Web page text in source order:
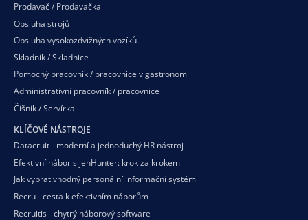
Prodavač / Prodavačka
Obsluha strojů
Obsluha vysokozdvižných vozíků
Skladník / Skladnice
Pomocný pracovník / pracovnice v gastronomii
Administrativní pracovník / pracovnice
Číšník / Servírka
KLÍČOVÉ NÁSTROJE
Datacruit - moderní a jednoduchý HR nástroj
Efektivní nábor s jenHunter: krok za krokem
Jak vybrat vhodný personální informační systém
Recru - cesta k efektivním náborům
Recruitis - chytrý náborový software